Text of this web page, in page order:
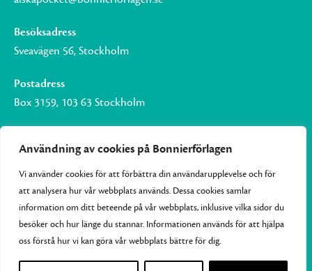
Användning av cookies på Bonnierförlagen
Vi använder cookies för att förbättra din användarupplevelse och för
att analysera hur vår webbplats används. Dessa cookies samlar
information om ditt beteende på vår webbplats, inklusive vilka sidor du
besöker och hur länge du stannar. Informationen används för att hjälpa
oss förstå hur vi kan göra vår webbplats bättre för dig.
Besöksadress
Sveavägen 56, Stockholm
Postadress
Box 3159, 103 63 Stockholm
Om Bonnierförlagen
Cookies
Integritetspolicy